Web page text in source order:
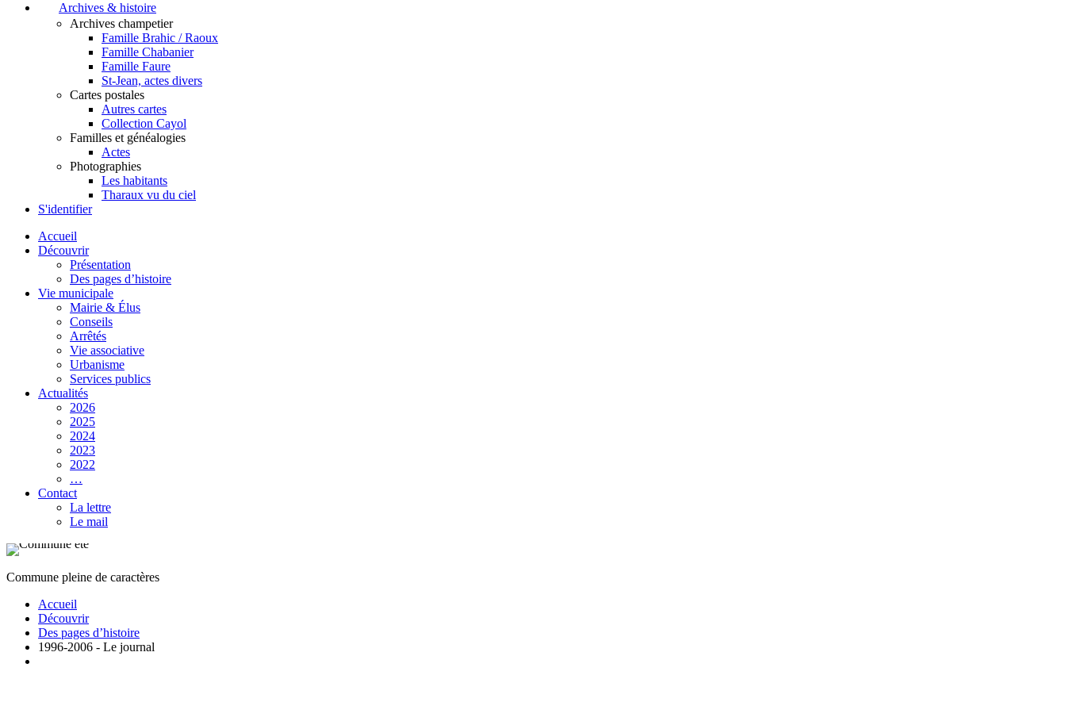
Archives & histoire
Archives champetier
Famille Brahic / Raoux
Famille Chabanier
Famille Faure
St-Jean, actes divers
Cartes postales
Autres cartes
Collection Cayol
Familles et généalogies
Actes
Photographies
Les habitants
Tharaux vu du ciel
S'identifier
Accueil
Découvrir
Présentation
Des pages d’histoire
Vie municipale
Mairie & Élus
Conseils
Arrêtés
Vie associative
Urbanisme
Services publics
Actualités
2026
2025
2024
2023
2022
…
Contact
La lettre
Le mail
Commune pleine de caractères
Accueil
Découvrir
Des pages d’histoire
1996-2006 - Le journal